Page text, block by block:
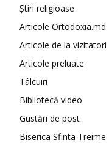
Știri religioase
Articole Ortodoxia.md
Articole de la vizitatori
Articole preluate
Tâlcuiri
Bibliotecă video
Gustări de post
Biserica Sfinta Treime